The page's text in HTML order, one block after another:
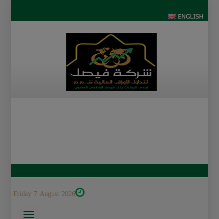
Friday 7 August 2026
Toggle